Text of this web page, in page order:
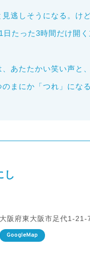
見逃しそうになる。け
たった3時間だけ開
あたたかい笑い声と
まにか「つれ」にな
し
大阪府東大阪市足代1-21-
GoogleMap